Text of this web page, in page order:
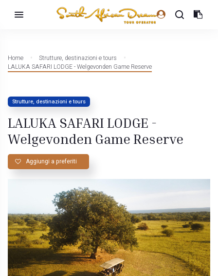
Home
Strutture, destinazioni e tours
LALUKA SAFARI LODGE - Welgevonden Game Reserve
Strutture, destinazioni e tours
LALUKA SAFARI LODGE -
Welgevonden Game Reserve
Aggiungi a preferiti